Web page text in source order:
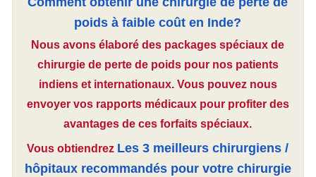
poids à faible coût en Inde?
Nous avons élaboré des packages spéciaux de
chirurgie de perte de poids pour nos patients
indiens et internationaux. Vous pouvez nous
envoyer vos rapports médicaux pour profiter des
avantages de ces forfaits spéciaux.
Vous obtiendrez Les 3 meilleurs chirurgiens /
hôpitaux recommandés pour votre chirurgie